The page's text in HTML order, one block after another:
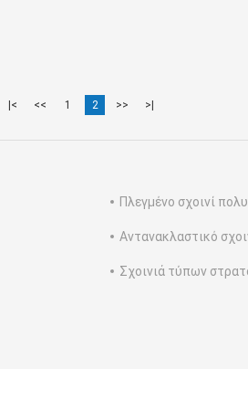
|< << 1 2 >> >|
Πλεγμένο σχοινί
Αντανακλαστικό
Σχοινιά τύπων